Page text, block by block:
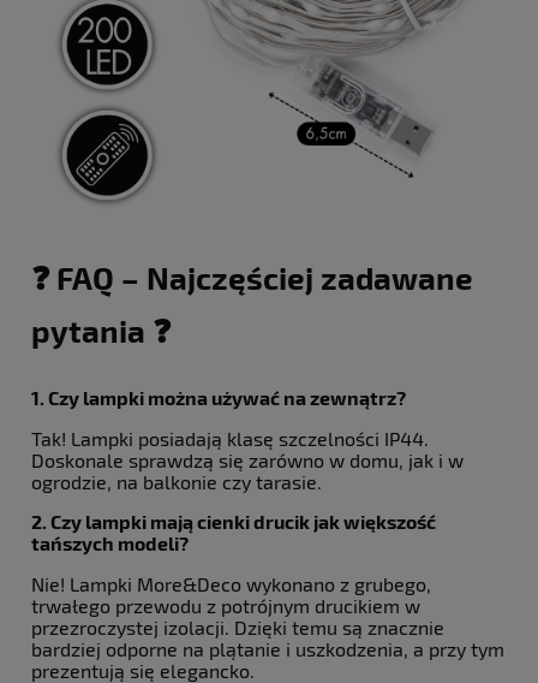
❓ FAQ – Najczęściej zadawane
pytania ❓
1. Czy lampki można używać na zewnątrz?
Tak! Lampki posiadają klasę szczelności IP44.
Doskonale sprawdzą się zarówno w domu, jak i w
ogrodzie, na balkonie czy tarasie.
2. Czy lampki mają cienki drucik jak większość
tańszych modeli?
Nie! Lampki More&Deco wykonano z grubego,
trwałego przewodu z potrójnym drucikiem w
przezroczystej izolacji. Dzięki temu są znacznie
bardziej odporne na plątanie i uszkodzenia, a przy tym
prezentują się elegancko.